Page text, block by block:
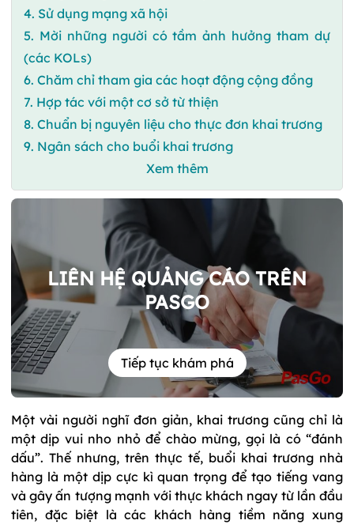
4. Sử dụng mạng xã hội
5. Mời những người có tầm ảnh hưởng tham dự
(các KOLs)
6. Chăm chỉ tham gia các hoạt động cộng đồng
7. Hợp tác với một cơ sở từ thiện
8. Chuẩn bị nguyên liệu cho thực đơn khai trương
9. Ngân sách cho buổi khai trương
Xem thêm
LIÊN HỆ QUẢNG CÁO TRÊN
PASGO
Tiếp tục khám phá
Một vài người nghĩ đơn giản, khai trương cũng chỉ là
một dịp vui nho nhỏ để chào mừng, gọi là có “đánh
dấu”. Thế nhưng, trên thực tế, buổi khai trương nhà
hàng là một dịp cực kì quan trọng để tạo tiếng vang
và gây ấn tượng mạnh với thực khách ngay từ lần đầu
tiên, đặc biệt là các khách hàng tiềm năng xung